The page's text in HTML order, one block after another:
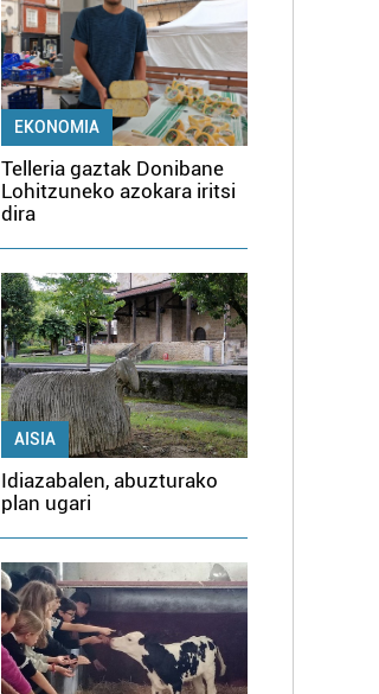
EKONOMIA
Telleria gaztak Donibane
Lohitzuneko azokara iritsi
dira
AISIA
Idiazabalen, abuzturako
plan ugari